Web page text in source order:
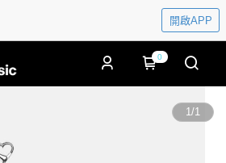
開啟APP
0
1/1